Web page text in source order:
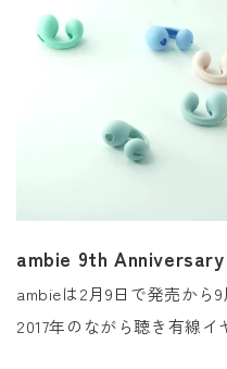
ambie 9th Anniversary
ambieは2月9日で発売から9
2017年のながら聴き有線イ